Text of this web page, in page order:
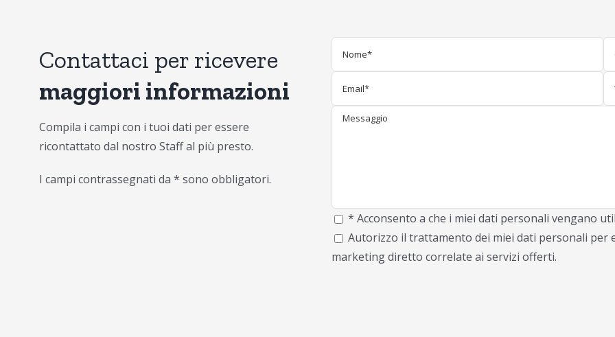
Contattaci per ricevere
maggiori informazioni
Compila i campi con i tuoi dati per essere
ricontattato dal nostro Staff al più presto.
I campi contrassegnati da * sono obbligatori.
* Acconsento a che i miei dati personali vengano
Autorizzo il trattamento dei miei dati personali
marketing diretto correlate ai servizi offerti.